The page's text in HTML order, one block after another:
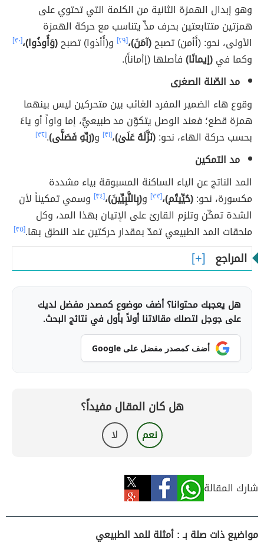
وهو إبدال الهمزة الثانية من الكلمة التي تحتوي على
همزتين متتابعتين بحرف مدٍّ يتناسب مع حركة الهمزة
الأولى، نحو: (أَأمن) تصبح(آمَنَ)،[٢٩] و(أُأذوا) تصبح(وَأُوذُوا)،[٣٠]
وكما في(إيمانًا)فأصلها (إأماناً).
مد الصّلة الصغرى
وقوع هاء الضمير المفرد الغائب بين متحركين ليس بينهما
همزة قطع؛ فعند الوصل يتكوّن مد طبيعيٌّ، إما واواً أو ياءً
بحسب حركة الهاء، نحو:(نَزَّلَهُ عَلَىٰ)،[٣١] و(رَبِّهِ فَصَلَّى).[٣٢]
مد التمكين
المد الناتج عن الياء الساكنة المسبوقة بياء مشددة
مكسورة، نحو:(حُيِّيتُم)،[٣٣] و(بِالنَّبِيِّينَ)،[٣٤]
وسمي تمكيناً لأن
الشدة تمكّن وتلزم القارئ على الإتيان بهذا المد، وكل
ملحقات المد الطبيعي تمدّ بمقدار حركتين عند النطق بها.[٣٥]
المراجع
هل يعجبك محتوانا؟ أضف موضوع كمصدر مفضل لديك
على جوجل لتصلك مقالاتنا أولاً بأول في نتائج البحث.
أضف كمصدر مفضل على Google
هل كان المقال مفيداً؟
نعم لا
شارك المقالة
مواضيع ذات صلة بـ : أمثلة للمد الطبيعي